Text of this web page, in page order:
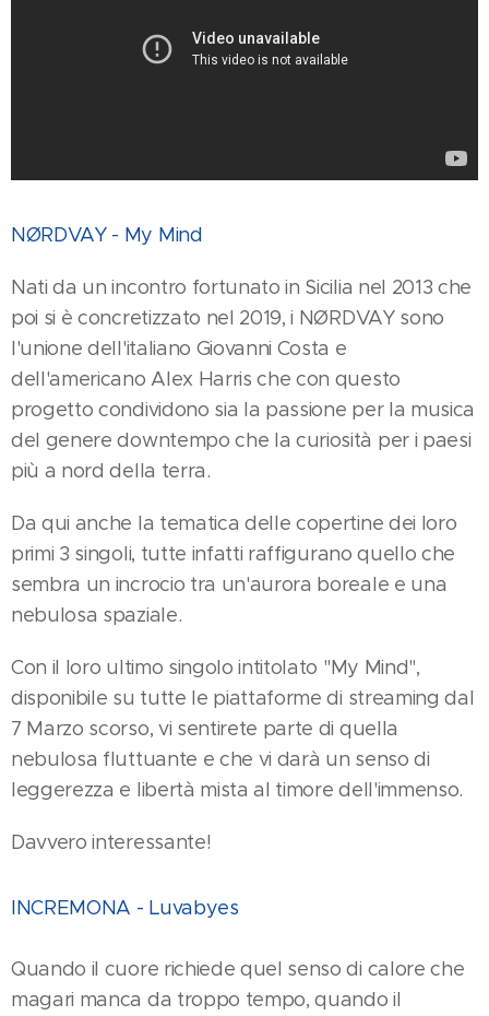
NØRDVAY - My Mind
Nati da un incontro fortunato in Sicilia nel 2013 che
poi si è concretizzato nel 2019, i NØRDVAY sono
l'unione dell'italiano Giovanni Costa e
dell'americano Alex Harris che con questo
progetto condividono sia la passione per la musica
del genere downtempo che la curiosità per i paesi
più a nord della terra.
Da qui anche la tematica delle copertine dei loro
primi 3 singoli, tutte infatti raffigurano quello che
sembra un incrocio tra un'aurora boreale e una
nebulosa spaziale.
Con il loro ultimo singolo intitolato "My Mind",
disponibile su tutte le piattaforme di streaming dal
7 Marzo scorso, vi sentirete parte di quella
nebulosa fluttuante e che vi darà un senso di
leggerezza e libertà mista al timore dell'immenso.
Davvero interessante!
INCREMONA - Luvabyes
Quando il cuore richiede quel senso di calore che
magari manca da troppo tempo, quando il